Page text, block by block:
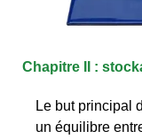
Chapitre II :
Le but principal
un équilibre